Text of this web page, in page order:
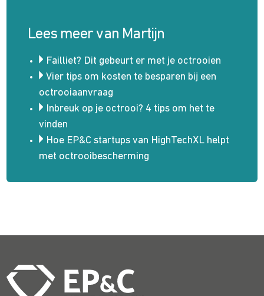
Lees meer van Martijn
Failliet? Dit gebeurt er met je octrooien
Vier tips om kosten te besparen bij een
octrooi­aanvraag
Inbreuk op je octrooi? 4 tips om het te
vinden
Hoe EP&C startups van HighTechXL helpt
met octrooibescherming